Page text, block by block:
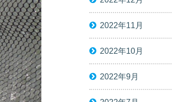
2022年11月
2022年10月
2022年9月